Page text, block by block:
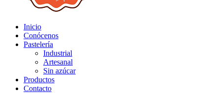
Inicio
Conócenos
Pastelería
Industrial
Artesanal
Sin azúcar
Productos
Contacto